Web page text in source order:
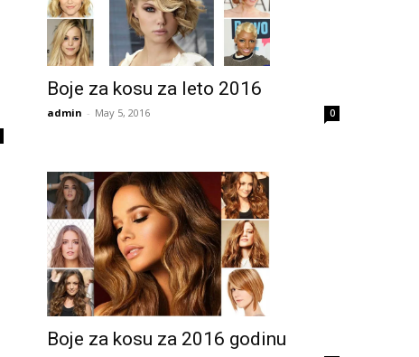
Boje za kosu za leto 2016
admin - May 5, 2016 0
Boje za kosu za 2016 godinu